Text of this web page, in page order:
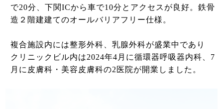
で20分、下関ICから車で10分とアクセスが良好。鉄骨
造２階建建てのオールバリアフリー仕様。
複合施設内には整形外科、乳腺外科が盛業中であり
クリニックビル内は2024年4月に循環器呼吸器内科、7
月に皮膚科・美容皮膚科の2医院が開業しました。